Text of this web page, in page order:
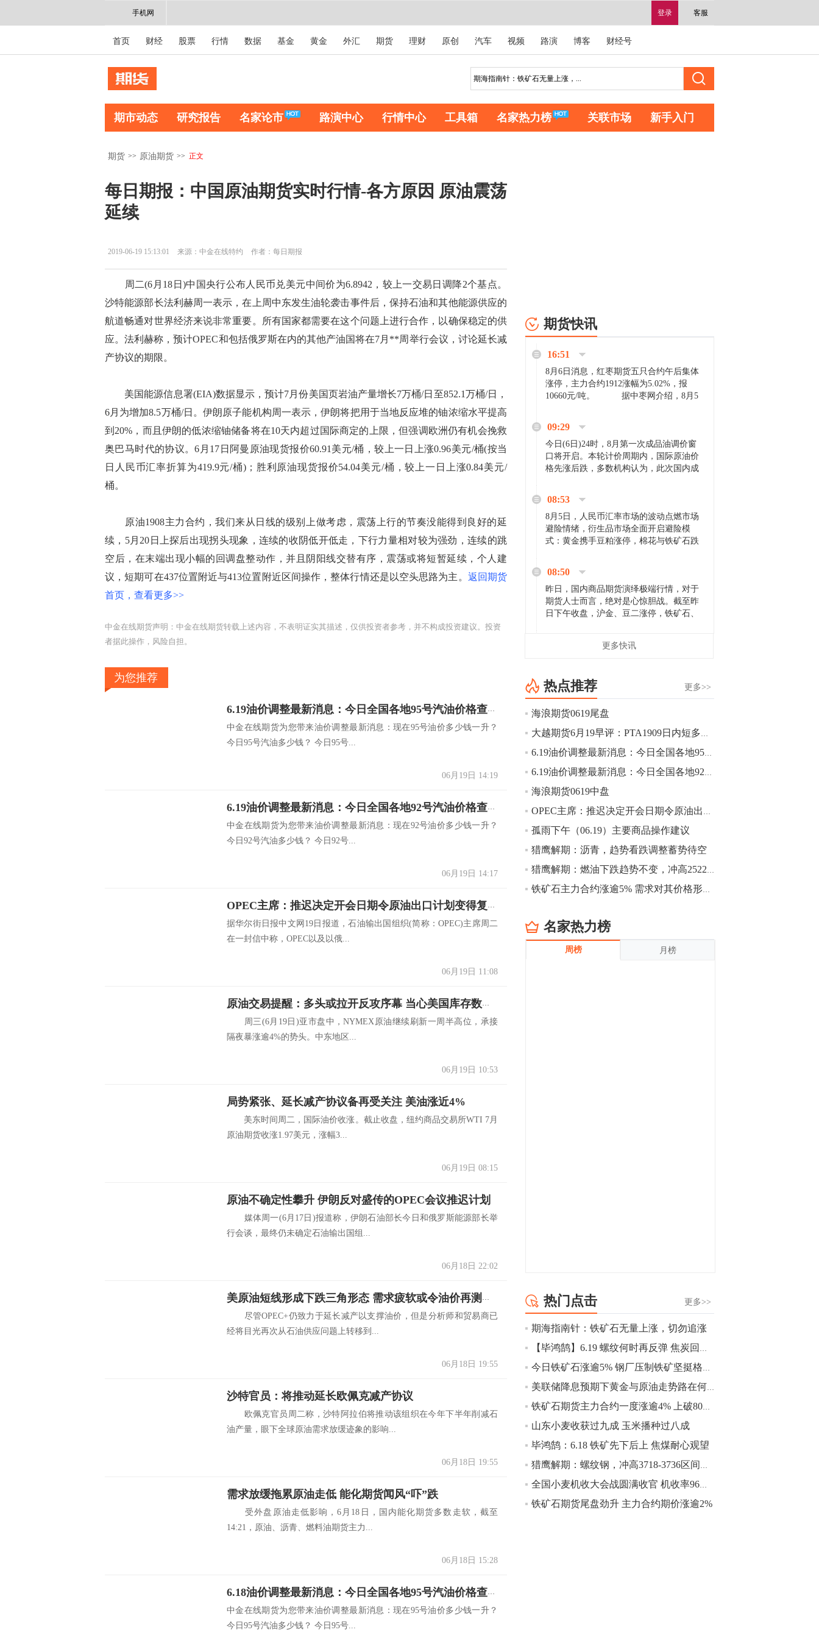
登录 客服
手机网
首页 财经 股票 行情 数据 基金 黄金 外汇 期货 理财 原创 汽车 视频 路演 博客 财经号
期市动态 研究报告 名家论市 路演中心 行情中心 工具箱 名家热力榜 关联市场 新手入门
期货 >> 原油期货 >> 正文
每日期报：中国原油期货实时行情-各方原因 原油震荡
延续
2019-06-19 15:13:01 来源：中金在线特约 作者：每日期报
周二(6月18日)中国央行公布人民币兑美元中间价为6.8942，较上一交易日调降2个基点。
沙特能源部长法利赫周一表示，在上周中东发生油轮袭击事件后，保持石油和其他能源供应的
航道畅通对世界经济来说非常重要。所有国家都需要在这个问题上进行合作，以确保稳定的供
应。法利赫称，预计OPEC和包括俄罗斯在内的其他产油国将在7月**周举行会议，讨论延长减
产协议的期限。
美国能源信息署(EIA)数据显示，预计7月份美国页岩油产量增长7万桶/日至852.1万桶/日，
6月为增加8.5万桶/日。伊朗原子能机构周一表示，伊朗将把用于当地反应堆的铀浓缩水平提高
到20%，而且伊朗的低浓缩铀储备将在10天内超过国际商定的上限，但强调欧洲仍有机会挽救
奥巴马时代的协议。6月17日阿曼原油现货报价60.91美元/桶，较上一日上涨0.96美元/桶(按当
日人民币汇率折算为419.9元/桶)；胜利原油现货报价54.04美元/桶，较上一日上涨0.84美元/
桶。
原油1908主力合约，我们来从日线的级别上做考虑，震荡上行的节奏没能得到良好的延
续，5月20日上探后出现拐头现象，连续的收阴低开低走，下行力量相对较为强劲，连续的跳
空后，在末端出现小幅的回调盘整动作，并且阴阳线交替有序，震荡或将短暂延续，个人建
议，短期可在437位置附近与413位置附近区间操作，整体行情还是以空头思路为主。 返回期货
首页，查看更多>>
中金在线期货声明：中金在线期货转载上述内容，不表明证实其描述，仅供投资者参考，并不构成投资建议。投资
者据此操作，风险自担。
为您推荐
6.19油价调整最新消息：今日全国各地95号汽油价格查询一览
中金在线期货为您带来油价调整最新消息：现在95号油价多少钱一升？
今日95号汽油多少钱？ 今日95号...
06月19日 14:19
6.19油价调整最新消息：今日全国各地92号汽油价格查询一览
中金在线期货为您带来油价调整最新消息：现在92号油价多少钱一升？
今日92号汽油多少钱？ 今日92号...
06月19日 14:17
OPEC主席：推迟决定开会日期令原油出口计划变得复杂
据华尔街日报中文网19日报道，石油输出国组织(简称：OPEC)主席周二
在一封信中称，OPEC以及以俄...
06月19日 11:08
原油交易提醒：多头或拉开反攻序幕 当心美国库存数据拖后腿
周三(6月19日)亚市盘中，NYMEX原油继续刷新一周半高位，承接
隔夜暴涨逾4%的势头。中东地区...
06月19日 10:53
局势紧张、延长减产协议备再受关注 美油涨近4%
美东时间周二，国际油价收涨。截止收盘，纽约商品交易所WTI 7月
原油期货收涨1.97美元，涨幅3...
06月19日 08:15
原油不确定性攀升 伊朗反对盛传的OPEC会议推迟计划
媒体周一(6月17日)报道称，伊朗石油部长今日和俄罗斯能源部长举
行会谈，最终仍未确定石油输出国组...
06月18日 22:02
美原油短线形成下跌三角形态 需求疲软或令油价再测年内低点
尽管OPEC+仍致力于延长减产以支撑油价，但是分析师和贸易商已
经将目光再次从石油供应问题上转移到...
06月18日 19:55
沙特官员：将推动延长欧佩克减产协议
欧佩克官员周二称，沙特阿拉伯将推动该组织在今年下半年削减石
油产量，眼下全球原油需求放缓迹象的影响...
06月18日 19:55
需求放缓拖累原油走低 能化期货闻风“吓”跌
受外盘原油走低影响，6月18日，国内能化期货多数走软，截至
14:21，原油、沥青、燃料油期货主力...
06月18日 15:28
6.18油价调整最新消息：今日全国各地95号汽油价格查询一览
中金在线期货为您带来油价调整最新消息：现在95号油价多少钱一升？
今日95号汽油多少钱？ 今日95号...
期货快讯
16:51
8月6日消息，红枣期货五只合约午后集体
涨停，主力合约1912涨幅为5.02%，报
10660元/吨。 据中枣网介绍，8月5
家好货依旧惜售挺...
09:29
今日(6日)24时，8月第一次成品油调价窗
口将开启。本轮计价周期内，国际原油价
格先涨后跌，多数机构认为，此次国内成
08:53
8月5日，人民币汇率市场的波动点燃市场
避险情绪，衍生品市场全面开启避险模
式：黄金携手豆粕涨停，棉花与铁矿石跌
场来看，汇率波动...
08:50
昨日，国内商品期货演绎极端行情，对于
期货人士而言，绝对是心惊胆战。截至昨
日下午收盘，沪金、豆二涨停，铁矿石、
[imgnobrwh] src=...
跌幅达6%，报689.5元/吨，刷新近两个月
低位。
14:20
方正有色研究团队：高度重视贵金属的阶
段性机会。自年初以来沪金上涨16.93%，
立涨势，白银将开启补涨，且涨幅超过黄
金，金银比有望高位回归。
13:55
豆二期货主力合约涨停，涨幅达3.98%，报
CBOT大豆期货市场上涨，11月期约收高
影响，夜盘连粕高位窄幅震荡，建议短线
操作为主。 ...
13:54
8月5日消息，内外盘贵金属强劲走升，沪
金主力合约涨停，涨幅3.99%，报334.00
幅扩大至4.4%。
10:43
【行情】芝加哥11月大豆期货跌0.4%，12
月玉米期货跌1%。
10:43
【行情】油脂油料期货表现抢眼，豆二期
2.5%，棕榈油涨近2%，菜粕涨1.54%。
10:17
【研报精选】国内期货机构对8月5日的原
油期货走势预测
更多快讯
更多>>
热点推荐
海浪期货0619尾盘
大越期货6月19早评：PTA1909日内短多操作
6.19油价调整最新消息：今日全国各地95号汽油价格查询一览
6.19油价调整最新消息：今日全国各地92号汽油价格查询一览
海浪期货0619中盘
OPEC主席：推迟决定开会日期令原油出口计划变得复杂
孤雨下午（06.19）主要商品操作建议
猎鹰解期：沥青，趋势看跌调整蓄势待空
猎鹰解期：燃油下跌趋势不变，冲高2522-2540区间分批进场空单思路
铁矿石主力合约涨逾5% 需求对其价格形成支撑
名家热力榜
周榜 月榜
更多>>
热门点击
期海指南针：铁矿石无量上涨，切勿追涨
【毕鸿鹄】6.19 螺纹何时再反弹 焦炭回调还需空
今日铁矿石涨逾5% 钢厂压制铁矿坚挺格局或难持续！
美联储降息预期下黄金与原油走势路在何方？
铁矿石期货主力合约一度涨逾4% 上破800元关口
山东小麦收获过九成 玉米播种过八成
毕鸿鹄：6.18 铁矿先下后上 焦煤耐心观望
猎鹰解期：螺纹钢，冲高3718-3736区间分批进场空单
全国小麦机收大会战圆满收官 机收率96%创新高
铁矿石期货尾盘劲升 主力合约期价涨逾2%